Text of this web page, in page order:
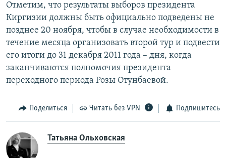
Отметим, что результаты выборов президента
Киргизии должны быть официально подведены не
позднее 20 ноября, чтобы в случае необходимости в
течение месяца организовать второй тур и подвести
его итоги до 31 декабря 2011 года – дня, когда
заканчиваются полномочия президента
переходного периода Розы Отунбаевой.
Поделиться Читать без VPN Подпишитесь
Татьяна Ольховская